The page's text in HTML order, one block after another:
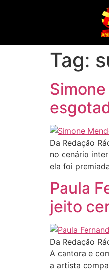
Tag:
Da Redação
no cenário
ela foi
Paula
jeito
Da Redação
A cantora e
a artista